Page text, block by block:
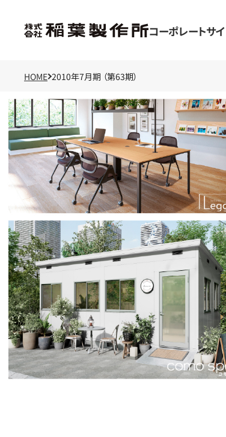
コーポレートサ
HOME 2010年7月期 （第63期）